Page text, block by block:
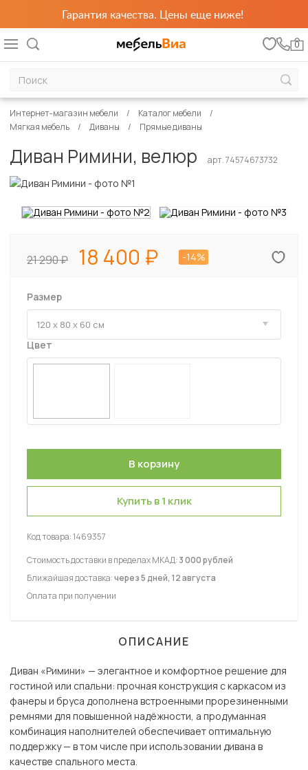
Гарантия качества. Цены еще ниже!
0
Интернет-магазин мебели
Каталог мебели
Мягкая мебель
Диваны Прямые диваны
Диван Римини, велюр арт. 74574673732
21 290 18 400 -14%
Размер
Цвет
Купить в 1 клик
Код товара:1469357
Стоимость доставки в пределах МКАД: 3 000 рублей
Ближайшая доставка:через 5 дней, 12 августа
Оплата при получении
ОПИСАНИЕ
Диван «Римини» — элегантное и комфортное решение для
гостиной или спальни: прочная конструкция с каркасом из
фанеры и бруса дополнена встроенными прорезиненными
ремнями для повышенной надёжности, а продуманная
комбинация наполнителей обеспечивает оптимальную
поддержку — в том числе при использовании дивана в
качестве спального места.